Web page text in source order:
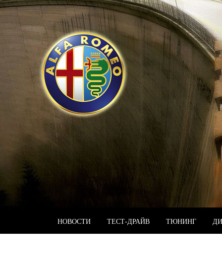
НОВОСТИ ТЕСТ-ДРАЙВ ТЮНИНГ